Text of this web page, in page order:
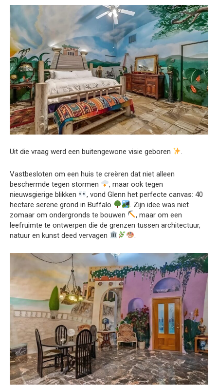
Uit die vraag werd een buitengewone visie geboren .
Vastbesloten om een huis te creëren dat niet alleen
beschermde tegen stormen
, maar ook tegen
nieuwsgierige blikken
, vond Glenn het perfecte canvas: 40
hectare serene grond in Buffalo
. Zijn idee was niet
zomaar om ondergronds te bouwen
, maar om een
leefruimte te ontwerpen die de grenzen tussen architectuur,
natuur en kunst deed vervagen
.